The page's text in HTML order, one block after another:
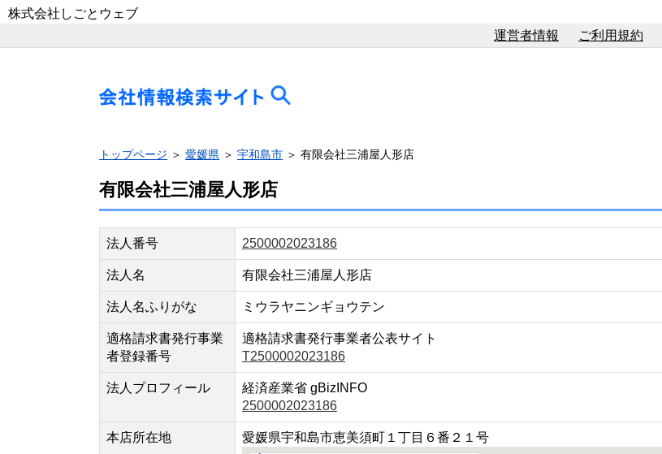
株式会社しごとウェブ
運営者情報
ご利用規約
トップページ ＞ 愛媛県 ＞ 宇和島市 ＞ 有限会社三浦屋人形店
有限会社三浦屋人形店
法人番号 2500002023186
法人名 有限会社三浦屋人形店
法人名ふりがな ミウラヤニンギョウテン
適格請求書発行事業
者登録番号
適格請求書発行事業者公表サイト
T2500002023186
法人プロフィール
経済産業省 gBizINFO
2500002023186
本店所在地 愛媛県宇和島市恵美須町１丁目６番２１号